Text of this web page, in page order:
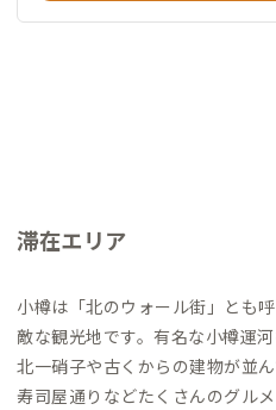
滞在エリア
小樽は「北のウォール街」とも
敵な観光地です。有名な小樽運
北一硝子や古くからの建物が並
寿司屋通りなどたくさんのグル